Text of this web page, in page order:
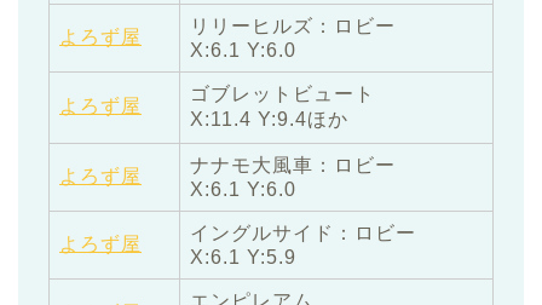
よろず屋
リリーヒルズ：ロビー
X:6.1 Y:6.0
よろず屋
ゴブレットビュート
X:11.4 Y:9.4ほか
よろず屋
ナナモ大風車：ロビー
X:6.1 Y:6.0
よろず屋
イングルサイド：ロビー
X:6.1 Y:5.9
エンピレアム